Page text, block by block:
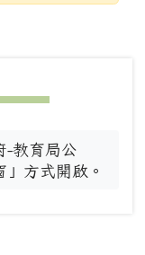
-教育局公
方式開啟。